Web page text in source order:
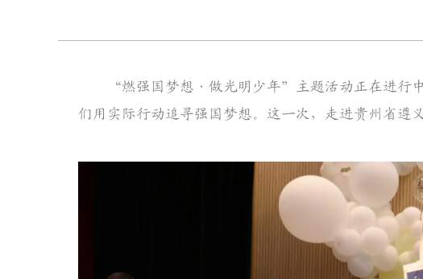
“燃强国梦想·做光明少年”主题活动正在进行中
们用实际行动追寻强国梦想。这一次，走进贵州省遵